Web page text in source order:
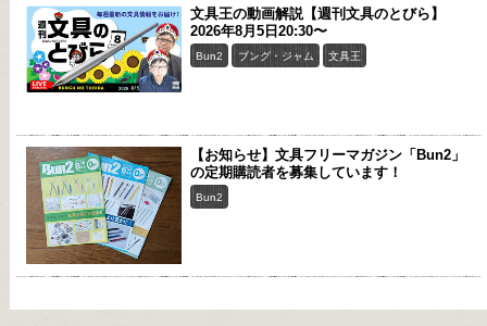
文具王の動画解説【週刊文具のとびら】
2026年8月5日20:30〜
Bun2 ブング・ジャム 文具王
【お知らせ】文具フリーマガジン「Bun2」
の定期購読者を募集しています！
Bun2